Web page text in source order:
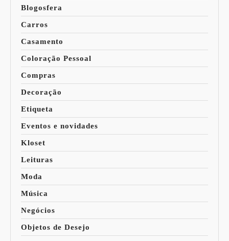
Blogosfera
Carros
Casamento
Coloração Pessoal
Compras
Decoração
Etiqueta
Eventos e novidades
Kloset
Leituras
Moda
Música
Negócios
Objetos de Desejo